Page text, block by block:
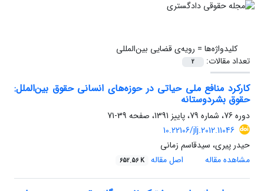
کلیدواژه‌ها = رویه‌ی قضایی بین‌المللی
تعداد مقالات:
2
کارکرد منافع ملی حیاتی در حوزه‌های انسانی حقوق بین‌الملل:
حقوق بشردوستانه
دوره 76، شماره 79، پاییز 1391، صفحه
39-71
10.22106/jlj.2012.11046
حیدر پیری، سیدقاسم زمانی
مشاهده مقاله
اصل مقاله 652.56 K